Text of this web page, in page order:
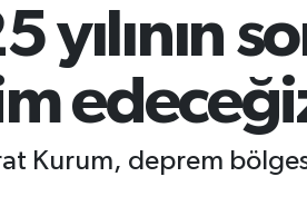
yılının
Kurum, deprem